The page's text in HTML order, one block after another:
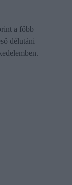
a főbb
délutáni